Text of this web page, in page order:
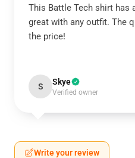
This Battle Tech shirt has
great with any outfit. The
the price!
S Skye
Verified owner
Write your review